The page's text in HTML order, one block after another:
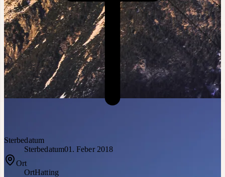
Sterbedatum
Sterbedatum01. Feber 2018
Ort
OrtHatting